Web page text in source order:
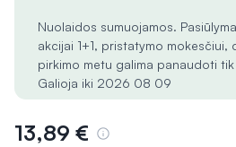
Nuolaidos sumuojamos.
akcijai 1+1, pristatymo
pirkimo metu galima panaudoti
Galioja iki 2026 08 09
13,89 €